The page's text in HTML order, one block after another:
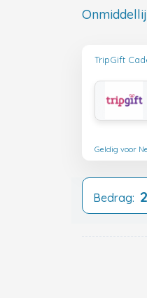
TripGift
Geldig voor
Bedrag: